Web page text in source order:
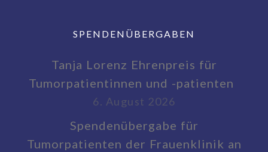
SPENDENÜBERGABEN
Tanja Lorenz Ehrenpreis für
Tumorpatientinnen und -patienten
6. August 2026
Spendenübergabe für
Tumorpatienten der Frauenklinik an